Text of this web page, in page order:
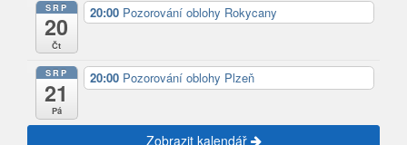
SRP
20
Čt
20:00 Pozorování oblohy Rokycany
SRP
21
Pá
20:00 Pozorování oblohy Plzeň
Zobrazit kalendář